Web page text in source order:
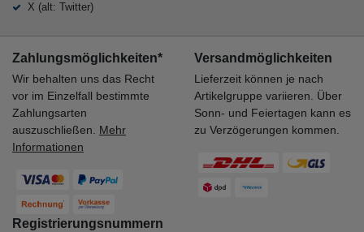
X (alt: Twitter)
Zahlungsmöglichkeiten*
Wir behalten uns das Recht
vor im Einzelfall bestimmte
Zahlungsarten
auszuschließen. Mehr
Informationen
Versandmöglichkeiten
Lieferzeit können je nach
Artikelgruppe variieren. Über
Sonn- und Feiertagen kann es
zu Verzögerungen kommen.
Registrierungsnummern